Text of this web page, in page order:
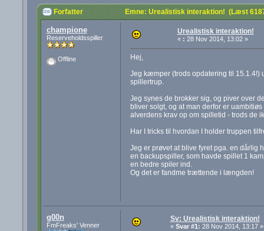
Forfatter Emne: Urealistisk interaktion! (Læst
champione
Reserveholdsspiller
Offline
Urealistisk interaktion!
« : 28 Nov 2014, 13:02 »
Hej,
Jeg kæmper (trods opdatering til 15.1.4!)
spillertrup.
Jeg synes de brokker sig, og piver over
bliver solgt, og at man derfor er
alverdens krav op om spilletid - trods de
Har I tricks til hvordan I holder truppen
Jeg er prøvet at blive fyret pga. en dårlig
en backupspiller, som havde spillet 1
en bedre spiler ind.
Og det er fandme trættende i længden!
g00n
FmFreaks' Venner
Sv: Urealistisk interaktion!
« Svar #1: 28 Nov 2014, 13:17 »